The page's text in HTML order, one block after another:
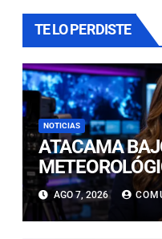
TE LO PERDISTE
NOTICIAS
ATACAMA
LLUVIAS E
EN
CORDILLERA
AGO 7, 2026